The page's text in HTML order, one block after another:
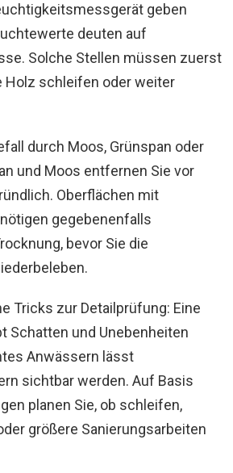
geben
deuten auf
Solche Stellen müssen zuerst
Holz schleifen oder weiter
durch Moos, Grünspan oder
und Moos entfernen Sie vor
Oberflächen mit
gegebenenfalls
bevor Sie die
Tricks zur Detailprüfung: Eine
Schatten und Unebenheiten
Anwässern lässt
sichtbar werden. Auf Basis
planen Sie, ob schleifen,
größere Sanierungsarbeiten